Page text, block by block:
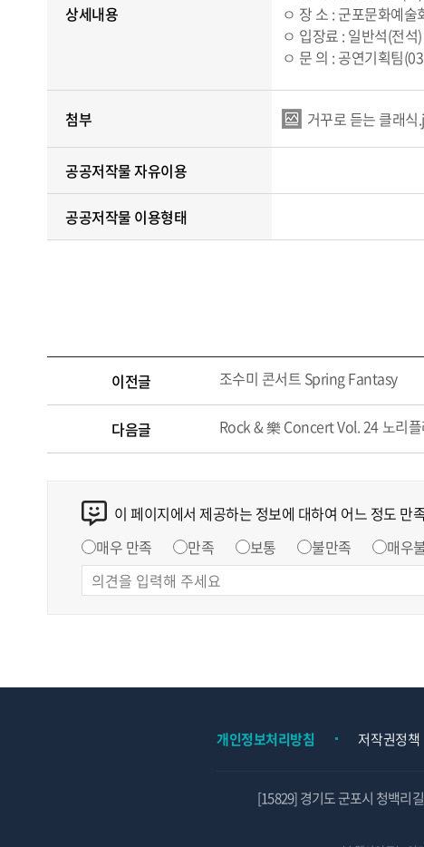
상세내용
ㅇ 장 소 : 군포문화예술
ㅇ 입장료 : 일반석(전석
ㅇ 문 의 : 공연기획팀
첨부 거꾸로 듣는 클래식
공공저작물 자유이용
공공저작물 이용형태
이전글 조수미 콘서트 Spring Fantasy
다음글 Rock & 樂 Concert Vol. 24 노리
이 페이지에서 제공하는 정보에 대하여 어느 정도 만
매우 만족
만족 보통 불만족 매우
개인정보처리방침 저작권정책
[15829] 경기도 군포시 청백리